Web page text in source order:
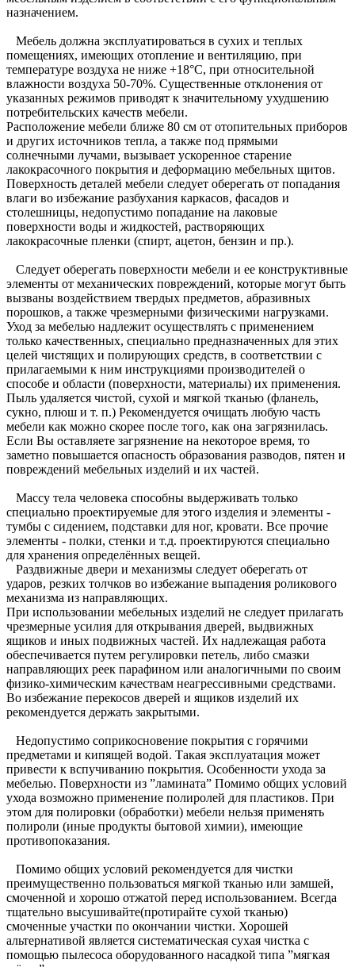
назначением.
Мебель должна эксплуатироваться в сухих и теплых
помещениях, имеющих отопление и вентиляцию, при
температуре воздуха не ниже +18°C, при относительной
влажности воздуха 50-70%. Существенные отклонения от
указанных режимов приводят к значительному ухудшению
потребительских качеств мебели.
Расположение мебели ближе 80 см от отопительных приборов
и других источников тепла, а также под прямыми
солнечными лучами, вызывает ускоренное старение
лакокрасочного покрытия и деформацию мебельных щитов.
Поверхность деталей мебели следует оберегать от попадания
влаги во избежание разбухания каркасов, фасадов и
столешницы, недопустимо попадание на лаковые
поверхности воды и жидкостей, растворяющих
лакокрасочные пленки (спирт, ацетон, бензин и пр.).
Следует оберегать поверхности мебели и ее конструктивные
элементы от механических повреждений, которые могут быть
вызваны воздействием твердых предметов, абразивных
порошков, а также чрезмерными физическими нагрузками.
Уход за мебелью надлежит осуществлять с применением
только качественных, специально предназначенных для этих
целей чистящих и полирующих средств, в соответствии с
прилагаемыми к ним инструкциями производителей о
способе и области (поверхности, материалы) их применения.
Пыль удаляется чистой, сухой и мягкой тканью (фланель,
сукно, плюш и т. п.) Рекомендуется очищать любую часть
мебели как можно скорее после того, как она загрязнилась.
Если Вы оставляете загрязнение на некоторое время, то
заметно повышается опасность образования разводов, пятен и
повреждений мебельных изделий и их частей.
Массу тела человека способны выдерживать только
специально проектируемые для этого изделия и элементы -
тумбы с сидением, подставки для ног, кровати. Все прочие
элементы - полки, стенки и т.д. проектируются специально
для хранения определённых вещей.
Раздвижные двери и механизмы следует оберегать от
ударов, резких толчков во избежание выпадения роликового
механизма из направляющих.
При использовании мебельных изделий не следует прилагать
чрезмерные усилия для открывания дверей, выдвижных
ящиков и иных подвижных частей. Их надлежащая работа
обеспечивается путем регулировки петель, либо смазки
направляющих реек парафином или аналогичными по своим
физико-химическим качествам неагрессивными средствами.
Во избежание перекосов дверей и ящиков изделий их
рекомендуется держать закрытыми.
Недопустимо соприкосновение покрытия с горячими
предметами и кипящей водой. Такая эксплуатация может
привести к вспучиванию покрытия. Особенности ухода за
мебелью. Поверхности из ”ламината” Помимо общих условий
ухода возможно применение полиролей для пластиков. При
этом для полировки (обработки) мебели нельзя применять
полироли (иные продукты бытовой химии), имеющие
противопоказания.
Помимо общих условий рекомендуется для чистки
преимущественно пользоваться мягкой тканью или замшей,
смоченной и хорошо отжатой перед использованием. Всегда
тщательно высушивайте(протирайте сухой тканью)
смоченные участки по окончании чистки. Хорошей
альтернативой является систематическая сухая чистка с
помощью пылесоса оборудованного насадкой типа ”мягкая